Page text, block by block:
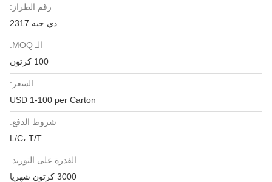
رقم الطراز:
دي جيه 2317
الـ MOQ:
100 كرتون
السعر:
USD 1-100 per Carton
شروط الدفع:
L/C، T/T
القدرة على التوريد:
3000 كرتون شهريا